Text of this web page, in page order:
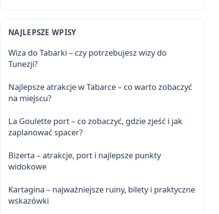
NAJLEPSZE WPISY
Wiza do Tabarki – czy potrzebujesz wizy do
Tunezji?
Najlepsze atrakcje w Tabarce – co warto zobaczyć
na miejscu?
La Goulette port – co zobaczyć, gdzie zjeść i jak
zaplanować spacer?
Bizerta – atrakcje, port i najlepsze punkty
widokowe
Kartagina – najważniejsze ruiny, bilety i praktyczne
wskazówki